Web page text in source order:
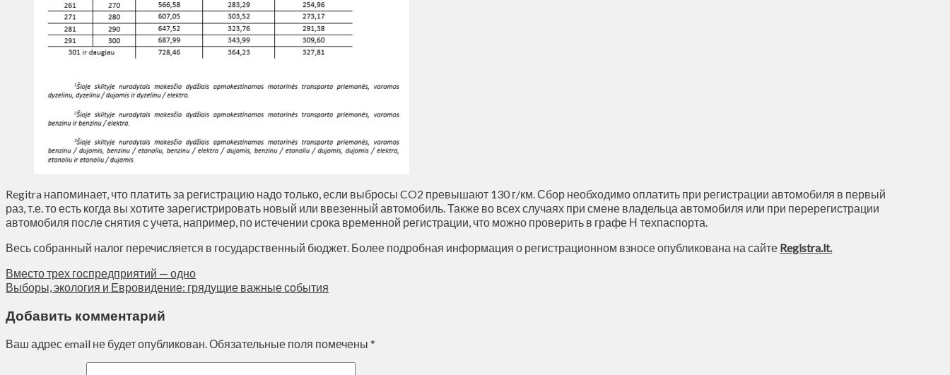
Regitra напоминает, что платить за регистрацию надо только, если выбросы CO2 превышают 130 г/км. Сбор необходимо оплатить при регистрации автомобиля в первый
раз, т.е. то есть когда вы хотите зарегистрировать новый или ввезенный автомобиль. Также во всех случаях при смене владельца автомобиля или при перерегистрации
автомобиля после снятия с учета, например, по истечении срока временной регистрации, что можно проверить в графе Н техпаспорта.
Весь собранный налог перечисляется в государственный бюджет. Более подробная информация о регистрационном взносе опубликована на сайте Registra.lt.
Вместо трех госпредприятий — одно
Выборы, экология и Евровидение: грядущие важные события
Добавить комментарий
Ваш адрес email не будет опубликован.Обязательные поля помечены *